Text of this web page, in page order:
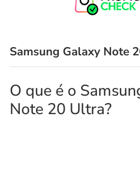
Samsung Galaxy Note
O que é o
Note 20 Ultra?